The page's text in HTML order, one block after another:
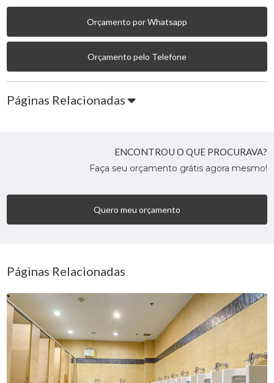
Orçamento por Whatsapp
Orçamento pelo Telefone
Páginas Relacionadas
ENCONTROU O QUE PROCURAVA?
Faça seu orçamento grátis agora mesmo!
Quero meu orçamento
Páginas Relacionadas